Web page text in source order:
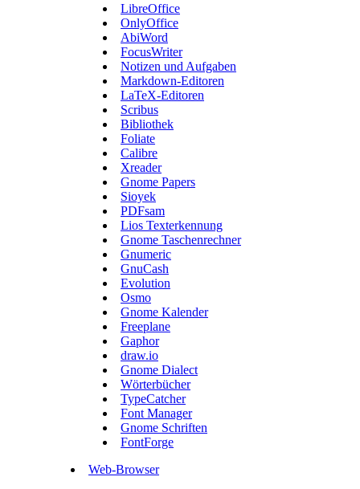
LibreOffice
OnlyOffice
AbiWord
FocusWriter
Notizen und Aufgaben
Markdown-Editoren
LaTeX-Editoren
Scribus
Bibliothek
Foliate
Calibre
Xreader
Gnome Papers
Sioyek
PDFsam
Lios Texterkennung
Gnome Taschenrechner
Gnumeric
GnuCash
Evolution
Osmo
Gnome Kalender
Freeplane
Gaphor
draw.io
Gnome Dialect
Wörterbücher
TypeCatcher
Font Manager
Gnome Schriften
FontForge
Web-Browser